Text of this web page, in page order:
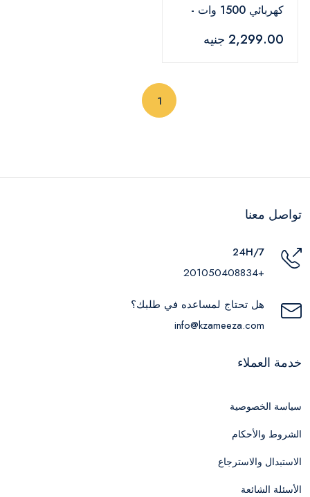
كهربائي 1500 وات -
2,299.00 جنيه
1
تواصل معنا
24H/7
+201050408834
هل تحتاج لمساعده في طلبك؟
info@kzameeza.com
خدمة العملاء
سياسة الخصوصية
الشروط والأحكام
الاستبدال والاسترجاع
الأسئلة الشائعة